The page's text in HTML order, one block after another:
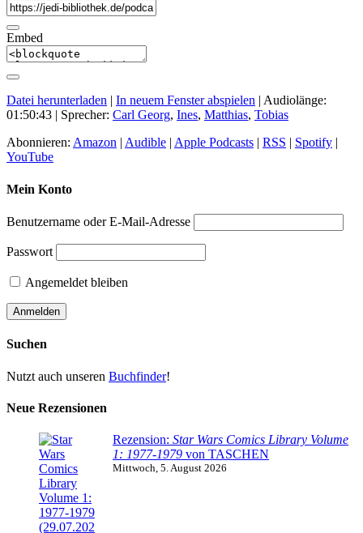
Embed
Datei herunterladen In neuem Fenster abspielen Audiolänge:
01:50:43 | Sprecher: Carl Georg, Ines, Matthias, Tobias
Abonnieren: Amazon Audible Apple Podcasts RSS Spotify
YouTube
Mein Konto
Benutzername oder E-Mail-Adresse
Passwort
Angemeldet bleiben
Suchen
Nutzt auch unseren Buchfinder!
Neue Rezensionen
Rezension: Star Wars Comics Library Volume
1: 1977-1979 von TASCHEN
Mittwoch, 5. August 2026